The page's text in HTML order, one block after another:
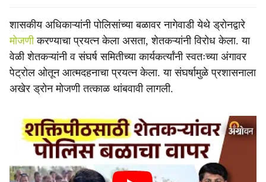
शासकीय अधिकाऱ्यांनी पोलिसांच्या बळावर नागेवाडी येथे ड्रोनद्वारे
मोजणीकरण्याचा प्रयत्न केला असता, शेतकऱ्यांनी विरोध केला. या
वेळी शेतकऱ्यांनी व संघर्ष समितीच्या कार्यकर्त्यांनी स्वतःच्या अंगावर
पेट्रोल ओतून आत्मदहनाचा प्रयत्न केला. या संघर्षामुळे प्रशासनाला
अखेर ड्रोन मोजणी तत्काळ थांबवावी लागली.